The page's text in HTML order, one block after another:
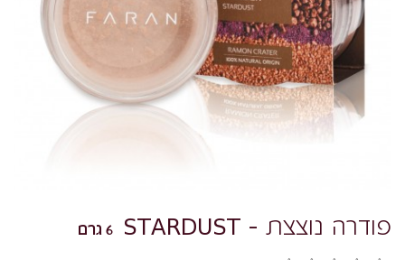
פודרה נוצצת - STARDUST 6 גרם